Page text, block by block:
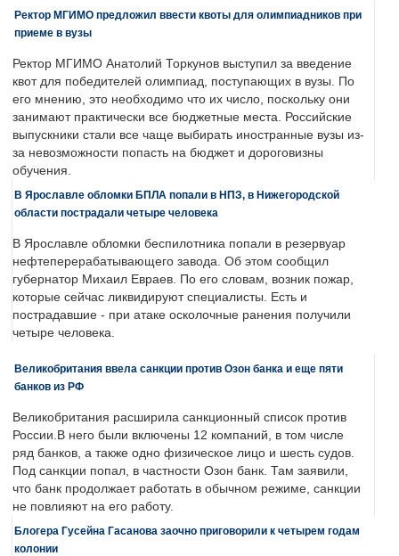
Ректор МГИМО предложил ввести квоты для олимпиадников при
приеме в вузы
Ректор МГИМО Анатолий Торкунов выступил за введение
квот для победителей олимпиад, поступающих в вузы. По
его мнению, это необходимо что их число, поскольку они
занимают практически все бюджетные места. Российские
выпускники стали все чаще выбирать иностранные вузы из-
за невозможности попасть на бюджет и дороговизны
обучения.
В Ярославле обломки БПЛА попали в НПЗ, в Нижегородской
области пострадали четыре человека
В Ярославле обломки беспилотника попали в резервуар
нефтеперерабатывающего завода. Об этом сообщил
губернатор Михаил Евраев. По его словам, возник пожар,
которые сейчас ликвидируют специалисты. Есть и
пострадавшие - при атаке осколочные ранения получили
четыре человека.
Великобритания ввела санкции против Озон банка и еще пяти
банков из РФ
Великобритания расширила санкционный список против
России.В него были включены 12 компаний, в том числе
ряд банков, а также одно физическое лицо и шесть судов.
Под санкции попал, в частности Озон банк. Там заявили,
что банк продолжает работать в обычном режиме, санкции
не повлияют на его работу.
Блогера Гусейна Гасанова заочно приговорили к четырем годам
колонии